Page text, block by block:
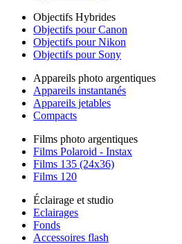
Objectifs Hybrides
Objectifs pour Canon
Objectifs pour Nikon
Objectifs pour Sony
Appareils photo argentiques
Appareils instantanés
Appareils jetables
Compacts
Films photo argentiques
Films Polaroid - Instax
Films 135 (24x36)
Films 120
Éclairage et studio
Eclairages
Fonds
Accessoires flash